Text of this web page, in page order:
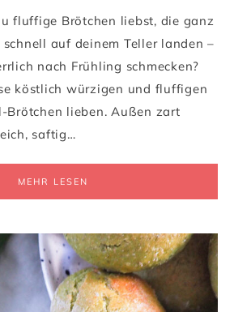
fluffige Brötchen liebst, die ganz
auf deinem Teller landen –
nach Frühling schmecken?
köstlich würzigen und fluffigen
Brötchen lieben. Außen zart
saftig…
MEHR LESEN